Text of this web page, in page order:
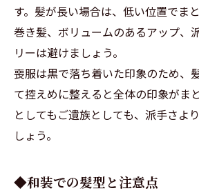
す。髪が長い場合は、低い位置でま
巻き髪、ボリュームのあるアップ、
リーは避けましょう。
喪服は黒で落ち着いた印象のため、
て控えめに整えると全体の印象がま
としてもご遺族としても、派手さよ
しょう。
◆和装での髪型と注意点